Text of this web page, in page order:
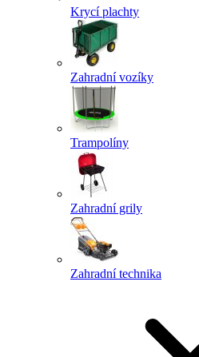
Krycí plachty
Zahradní vozíky
Trampolíny
Zahradní grily
Zahradní technika